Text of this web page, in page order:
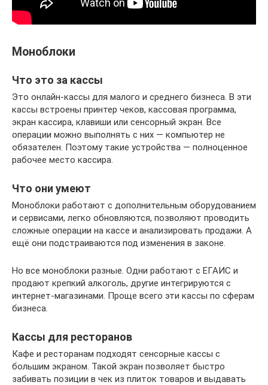
Моноблоки
Что это за кассы
Это онлайн-кассы для малого и среднего бизнеса. В эти
кассы встроены принтер чеков, кассовая программа,
экран кассира, клавиши или сенсорный экран. Все
операции можно выполнять с них — компьютер не
обязателен. Поэтому такие устройства — полноценное
рабочее место кассира.
Что они умеют
Моноблоки работают с дополнительным оборудованием
и сервисами, легко обновляются, позволяют проводить
сложные операции на кассе и анализировать продажи. А
ещё они подстраиваются под изменения в законе.
Но все моноблоки разные. Одни работают с ЕГАИС и
продают крепкий алкоголь, другие интегрируются с
интернет-магазинами. Проще всего эти кассы по сферам
бизнеса.
Кассы для ресторанов
Кафе и ресторанам подходят сенсорные кассы с
большим экраном. Такой экран позволяет быстро
забивать позиции в чек из плиток товаров и выдавать